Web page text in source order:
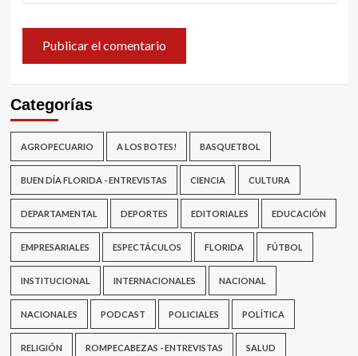
Categorías
AGROPECUARIO A LOS BOTES! BASQUETBOL
BUEN DÍA FLORIDA - ENTREVISTAS CIENCIA CULTURA
DEPARTAMENTAL DEPORTES EDITORIALES EDUCACIÓN
EMPRESARIALES ESPECTÁCULOS FLORIDA FÚTBOL
INSTITUCIONAL INTERNACIONALES NACIONAL
NACIONALES PODCAST POLICIALES POLÍTICA
RELIGIÓN ROMPECABEZAS - ENTREVISTAS SALUD